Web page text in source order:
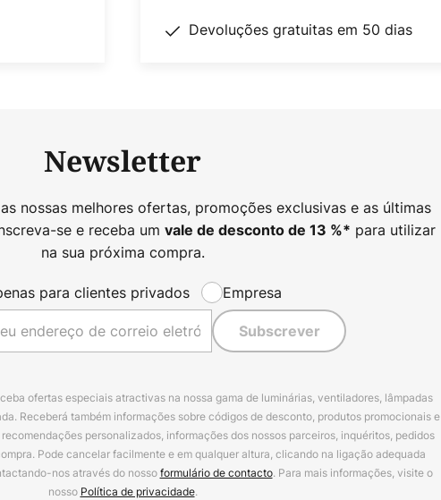
Devoluções gratuitas em 50 dias
Newsletter
nossas melhores ofertas, promoções exclusivas e as últimas
se e receba um vale de desconto de 13 %* para utilizar
na sua próxima compra.
para clientes privados Empresa
Subscrever
ofertas especiais atractivas na nossa gama de luminárias, ventiladores, lâmpadas
Receberá também informações sobre códigos de desconto, produtos promocionais e
personalizados, informações dos nossos parceiros, inquéritos, pedidos
Pode cancelar facilmente e em qualquer altura, clicando na ligação adequada
nos através do nossoformulário de contacto. Para mais informações, visite o
nosso Política de privacidade.